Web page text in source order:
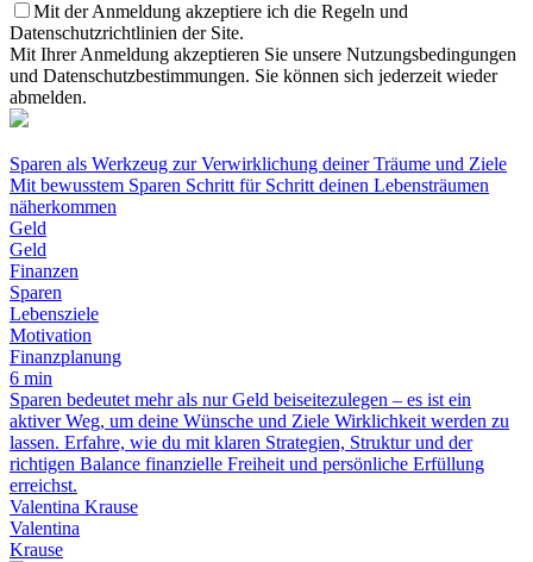
Mit der Anmeldung akzeptiere ich die Regeln und
Datenschutzrichtlinien der Site.
Mit Ihrer Anmeldung akzeptieren Sie unsere Nutzungsbedingungen
und Datenschutzbestimmungen. Sie können sich jederzeit wieder
abmelden.
Sparen als Werkzeug zur Verwirklichung deiner Träume und Ziele
Mit bewusstem Sparen Schritt für Schritt deinen Lebensträumen
näherkommen
Geld
Geld
Finanzen
Sparen
Lebensziele
Motivation
Finanzplanung
6 min
Sparen bedeutet mehr als nur Geld beiseitezulegen – es ist ein
aktiver Weg, um deine Wünsche und Ziele Wirklichkeit werden zu
lassen. Erfahre, wie du mit klaren Strategien, Struktur und der
richtigen Balance finanzielle Freiheit und persönliche Erfüllung
erreichst.
Valentina Krause
Valentina
Krause